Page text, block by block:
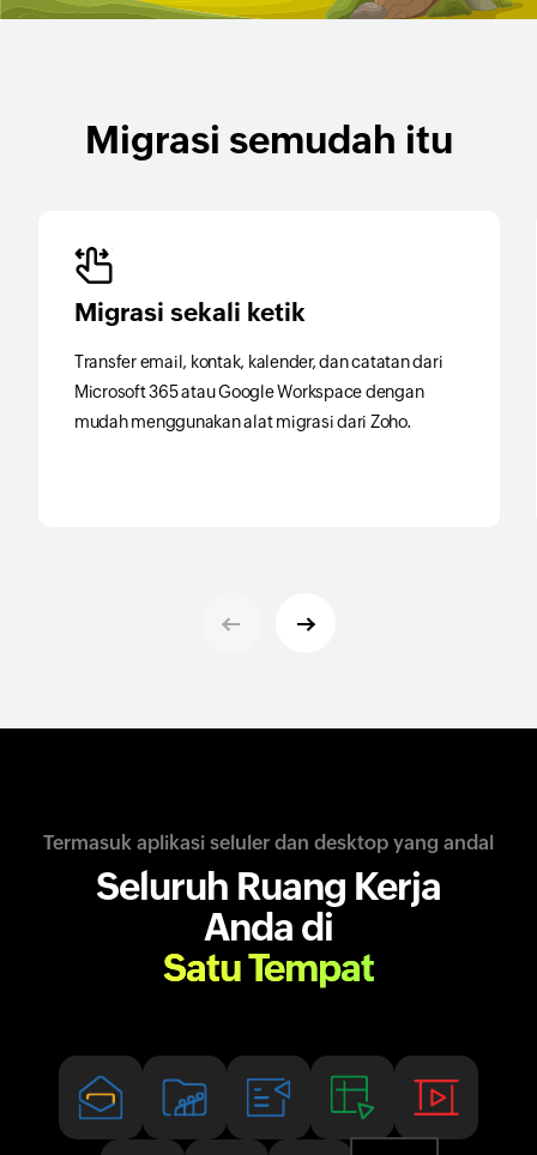
Migrasi semudah itu
Migrasi sekali ketik
Transfer email, kontak, kalender, dan catatan dari
Microsoft 365 atau Google Workspace dengan
mudah menggunakan alat migrasi dari Zoho.
Termasuk aplikasi seluler dan desktop yang andal
Seluruh Ruang Kerja
Anda di
Satu Tempat